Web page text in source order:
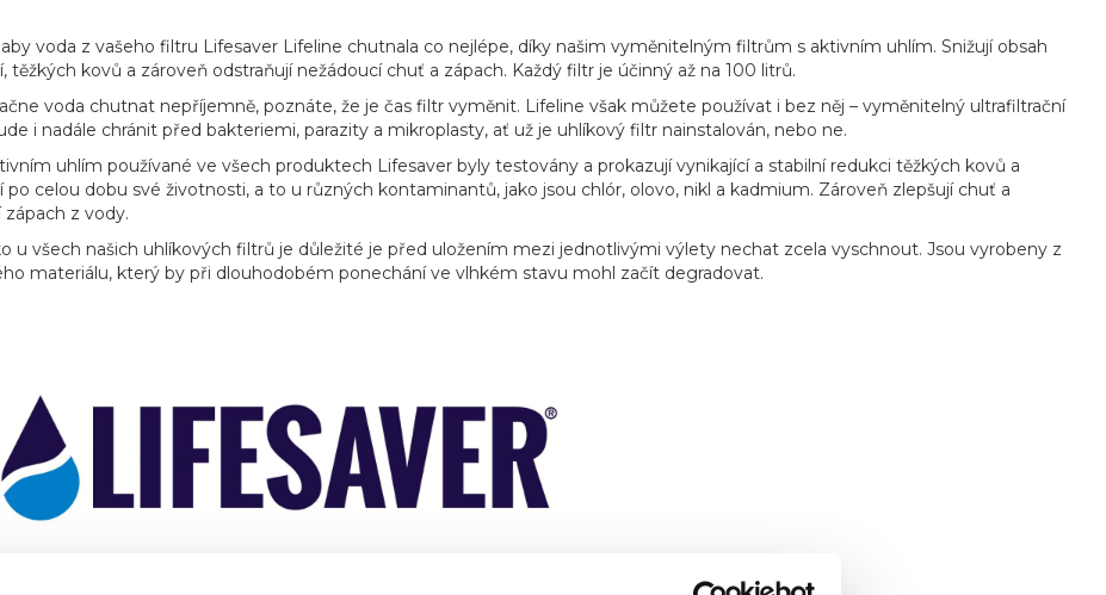
voda z vašeho filtru Lifesaver Lifeline chutnala co nejlépe, díky našim vyměnitelným filtrům s aktivním uhlím. Snižují obsah
těžkých kovů a zároveň odstraňují nežádoucí chuť a zápach. Každý filtr je účinný až na 100 litrů.
voda chutnat nepříjemně, poznáte, že je čas filtr vyměnit. Lifeline však můžete používat i bez něj – vyměnitelný ultrafiltrační
i nadále chránit před bakteriemi, parazity a mikroplasty, ať už je uhlíkový filtr nainstalován, nebo ne.
uhlím používané ve všech produktech Lifesaver byly testovány a prokazují vynikající a stabilní redukci těžkých kovů a
po celou dobu své životnosti, a to u různých kontaminantů, jako jsou chlór, olovo, nikl a kadmium. Zároveň zlepšují chuť a
zápach z vody.
u všech našich uhlíkových filtrů je důležité je před uložením mezi jednotlivými výlety nechat zcela vyschnout. Jsou vyrobeny z
materiálu, který by při dlouhodobém ponechání ve vlhkém stavu mohl začít degradovat.